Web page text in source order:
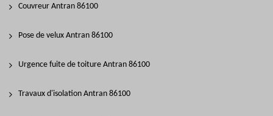
Couvreur Antran 86100
Pose de velux Antran 86100
Urgence fuite de toiture Antran 86100
Travaux d'isolation Antran 86100